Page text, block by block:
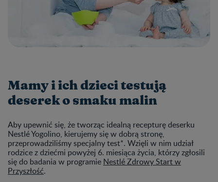
Mamy i ich dzieci testują
deserek o smaku malin
Aby upewnić się, że tworząc idealną recepturę deserku
Nestlé Yogolino, kierujemy się w dobrą stronę,
przeprowadziliśmy specjalny test*. Wzięli w nim udział
rodzice z dziećmi powyżej 6. miesiąca życia, którzy zgłosili
się do badania w programie Nestlé Zdrowy Start w
Przyszłość.